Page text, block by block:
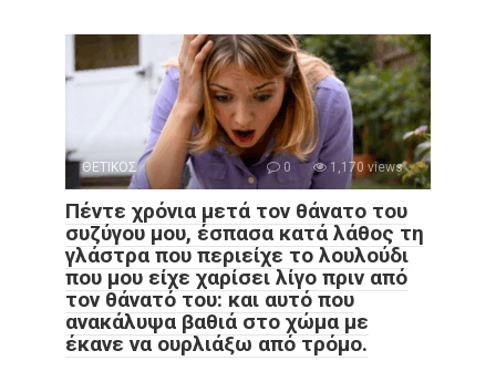
ΘΕΤΙΚΟΣ 0 1,170 views
Πέντε χρόνια μετά τον θάνατο του
συζύγου μου, έσπασα κατά λάθος τη
γλάστρα που περιείχε το λουλούδι
που μου είχε χαρίσει λίγο πριν από
τον θάνατό του: και αυτό που
ανακάλυψα βαθιά στο χώμα με
έκανε να ουρλιάξω από τρόμο.